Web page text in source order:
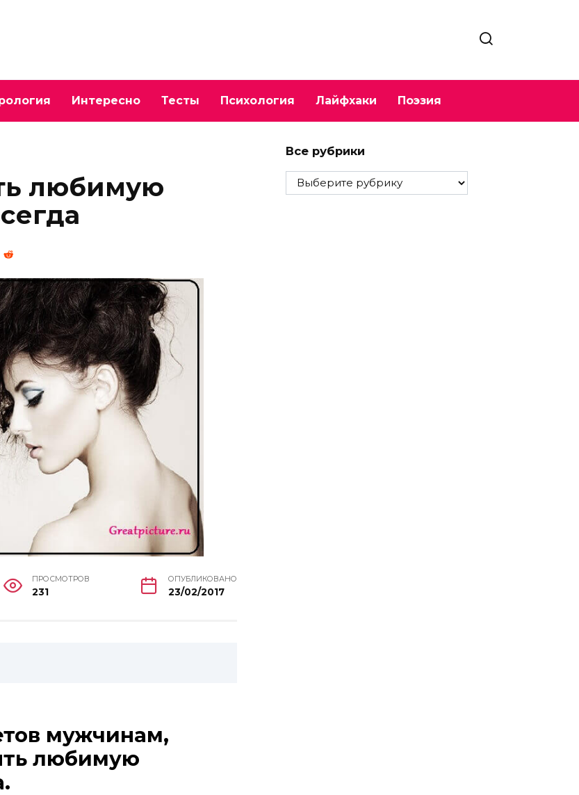
Интересно Тесты Психология Лайфхаки Поэзия
любимую
ПРОСМОТРОВ
231
ОПУБЛИКОВАНО
23/02/2017
мужчинам,
любимую
Все рубрики
Все
рубрики